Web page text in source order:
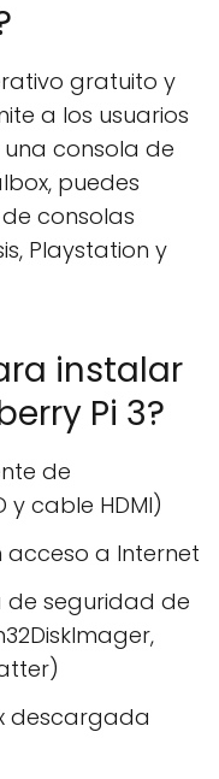
gratuito y
a los usuarios
una consola de
puedes
consolas
Playstation y
instalar
Pi 3?
de
y cable HDMI)
a Internet
seguridad de
descargada